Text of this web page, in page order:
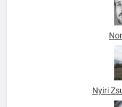
Nyiri